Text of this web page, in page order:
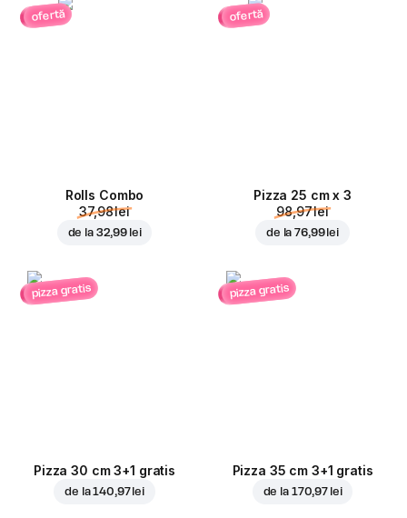
ofertă
Rolls Combo
37,98 lei
de la 32,99 lei
ofertă
Pizza 25 cm x 3
98,97 lei
de la76,99 lei
pizza gratis
Pizza 30 cm 3+1 gratis
de la140,97 lei
pizza gratis
Pizza 35 cm 3+1 gratis
de la 170,97 lei